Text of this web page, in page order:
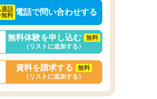
通話
無料 電話で問い合わせする
無料体験を申し込む
無料
（リストに追加する）
資料を請求する
無料
（リストに追加する）